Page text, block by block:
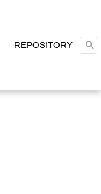
REPOSITORY
REPOSITORY